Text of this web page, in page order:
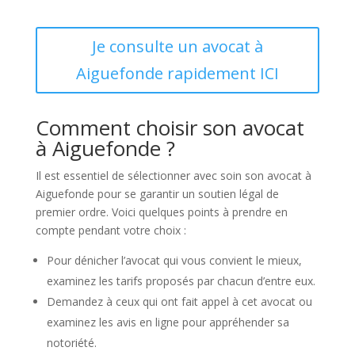
Je consulte un avocat à
Aiguefonde rapidement ICI
Comment choisir son avocat
à Aiguefonde ?
Il est essentiel de sélectionner avec soin son avocat à
Aiguefonde pour se garantir un soutien légal de
premier ordre. Voici quelques points à prendre en
compte pendant votre choix :
Pour dénicher l’avocat qui vous convient le mieux,
examinez les tarifs proposés par chacun d’entre eux.
Demandez à ceux qui ont fait appel à cet avocat ou
examinez les avis en ligne pour appréhender sa
notoriété.